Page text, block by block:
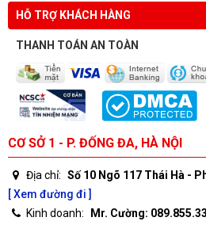
HỖ TRỢ KHÁCH HÀNG
THANH TOÁN AN TOÀN
CƠ SỞ 1 - P. ĐỐNG ĐA, HÀ NỘI
Địa chỉ: Số 10 Ngõ 117 Thái Hà -
[ Xem đường đi ]
Kinh doanh:
Mr. Cường: